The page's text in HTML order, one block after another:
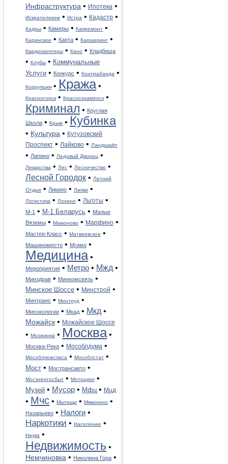
Инфраструктура • Ипотека •
Искрателеком • Истра • Кадастр •
Кадры • Камеры • Капремонт •
Каринское • Карта • Каршеринг •
Квадрокоптеры • Кино • Кладбища
• Клубы • Коммунальные
Услуги • Конкурс • Контрабанда •
Коррупция • Кража•
Красногорск • Краснознаменск •
Криминал • Круглая
Школа • Крым • Кубинка
• Культура • Кутузовский
Проспект • Лайково • Ландшафт
• Лапино • Ледовый Дворец •
Лекарства • Лес • Лесничество •
Лесной Городок • Летний
Отдых • Ликино • Липки •
Логистика • Лохино • Льготы •
М-1 • М-1 Беларусь • Малые
Вяземы • Мамоново • Марфино •
Мастер-Класс • Матвеевское •
Машиноместо • Мгимо •
Медицина•
Мероприятия • Метро • Мжд •
Минздрав • Минкомсвязь •
Минское Шоссе • Минстрой •
Минтранс • Минтруд •
Минэкологии • Мкад • Мкд •
Можайск • Можайское Шоссе
• Мозжинка • Москва•
Москва-Река • Мособлдума •
Мособлпожспаса • Мособлстат •
Мост • Мострансавто •
Мосэнергосбыт • Мотоцикл •
Музей • Мусор • Мфц • Мцд
• Мчс • Мытищи • Мякинино •
Назарьево • Налоги •
Наркотики • Население •
Наука •
Недвижимость •
Немчиновка • Николина Гора •